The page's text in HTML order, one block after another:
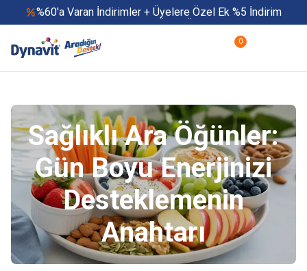
%60'a Varan İndirimler + Üyelere Özel Ek %5 İndirim
Yaz Boyu 500 TL ve Üzeri Ücretsiz Kargo
Yaza Özel Fırsatlar Başladı
0
Sağlıklı Ara Öğünler:
Gün Boyu Enerjinizi
Desteklemenin
Anahtarı